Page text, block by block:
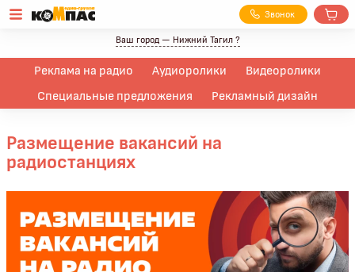
Звонок
Ваш город — Нижний Тагил ?
Реклама на радио Аудиоролики
Видеоролики
Специальные предложения
Рекламный дизайн
Размещение вакансий на
радиостанциях